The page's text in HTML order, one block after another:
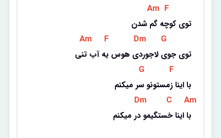
Am F
توی کوچه گم شدن
Am F Dm G
توی جوی لاجوردی هوس یه آب تنی
G F
با اینا زمستونو سر میکنم
Dm C Am
با اینا خستگیمو در میکنم